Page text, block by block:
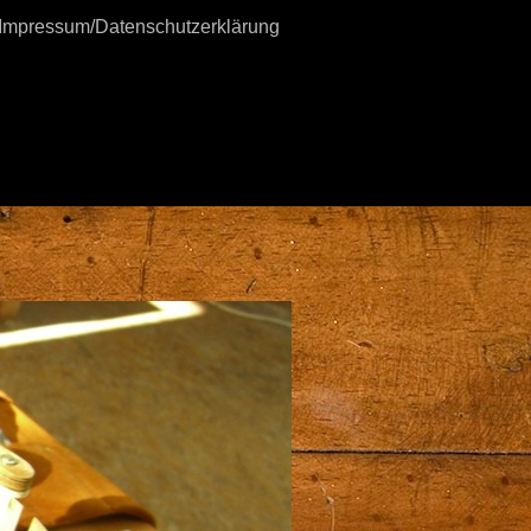
Datenschutzerklärung